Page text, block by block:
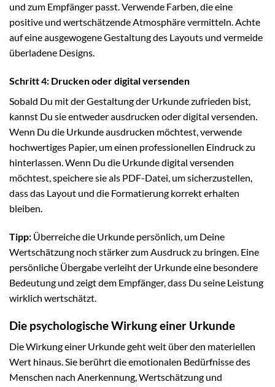
und zum Empfänger passt. Verwende Farben, die eine
positive und wertschätzende Atmosphäre vermitteln. Achte
auf eine ausgewogene Gestaltung des Layouts und vermeide
überladene Designs.
Schritt 4: Drucken oder digital versenden
Sobald Du mit der Gestaltung der Urkunde zufrieden bist,
kannst Du sie entweder ausdrucken oder digital versenden.
Wenn Du die Urkunde ausdrucken möchtest, verwende
hochwertiges Papier, um einen professionellen Eindruck zu
hinterlassen. Wenn Du die Urkunde digital versenden
möchtest, speichere sie als PDF-Datei, um sicherzustellen,
dass das Layout und die Formatierung korrekt erhalten
bleiben.
Tipp: Überreiche die Urkunde persönlich, um Deine
Wertschätzung noch stärker zum Ausdruck zu bringen. Eine
persönliche Übergabe verleiht der Urkunde eine besondere
Bedeutung und zeigt dem Empfänger, dass Du seine Leistung
wirklich wertschätzt.
Die psychologische Wirkung einer Urkunde
Die Wirkung einer Urkunde geht weit über den materiellen
Wert hinaus. Sie berührt die emotionalen Bedürfnisse des
Menschen nach Anerkennung, Wertschätzung und